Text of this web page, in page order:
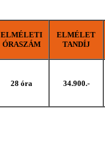
ELMÉLETI
ÓRASZÁM
ELMÉLET
TANDÍJ
28 óra 34.900.-